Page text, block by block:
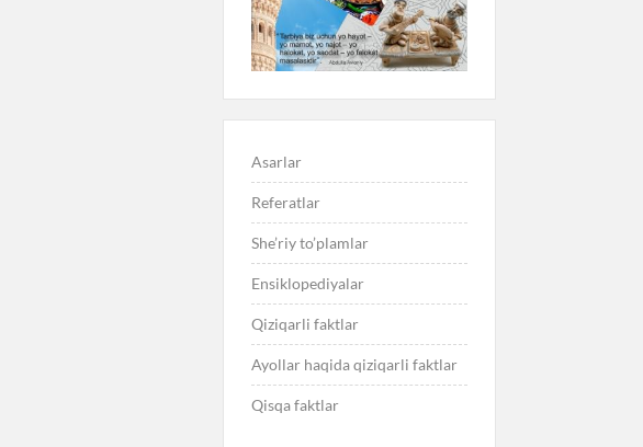
Asarlar
Referatlar
She’riy to’plamlar
Ensiklopediyalar
Qiziqarli faktlar
Ayollar haqida qiziqarli faktlar
Qisqa faktlar